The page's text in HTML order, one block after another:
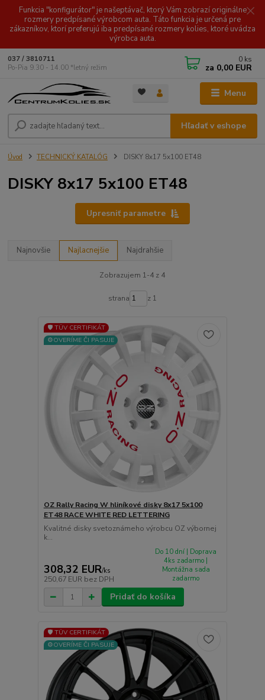
Funkcia "konfigurátor" je našeptávač, ktorý Vám zobrazí originálne
rozmery predpísané výrobcom auta. Táto funkcia je určená pre
zákazníkov, ktorí preferujú iba predpísané rozmery kolies, ktoré uvádza
výrobca auta.
Menu
Hľadať v eshope
037 / 3810711
Po-Pia 9.30 - 14.00 *letný režim
0 ks
za 0,00 EUR
Úvod TECHNICKÝ KATALÓG DISKY 8x17 5x100 ET48
DISKY 8x17 5x100 ET48
Upresniť parametre
Najnovšie Najlacnejšie Najdrahšie
Zobrazujem 1-4 z 4
strana z 1
🛡️ TÜV CERTIFIKÁT
⚙️OVERÍME ČI PASUJE
OZ Rally Racing W hliníkové disky 8x17 5x100
ET48 RACE WHITE RED LETTERING
Kvalitné disky svetoznámeho výrobcu OZ výbornej
k...
308,32 EUR/ks
250,67 EUR bez DPH
Do 10 dní | Doprava
4ks zadarmo |
Montážna sada
zadarmo
Pridať do košíka
🛡️ TÜV CERTIFIKÁT
⚙️OVERÍME ČI PASUJE